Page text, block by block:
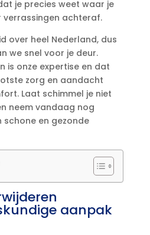
je precies weet waar je
achteraf.​
over heel Nederland, dus
we snel voor je deur.​
is onze expertise en dat
zorg en aandacht
Laat schimmel je niet
neem vandaag nog
en gezonde
aanpak